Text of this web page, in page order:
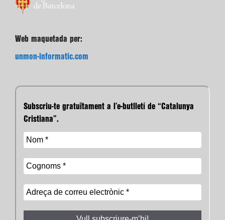
Web maquetada per:
unmon-informatic.com
Subscriu-te gratuïtament a l’e-butlletí de “Catalunya
Cristiana”.